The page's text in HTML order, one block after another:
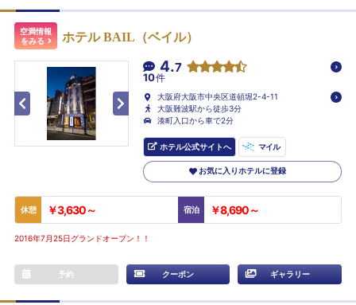
空満情報
をみる
ホテル BAIL（ベイル）
4.7
10件
大阪府大阪市中央区道頓堀2-4-11
大阪難波駅から徒歩3分
湊町入口から車で2分
ホテル公式サイトへ マイル
お気に入りホテルに登録
休憩 ￥3,630～ 宿泊 ￥8,690～
2016年7月25日グランドオープン！！
予約 クーポン ギャラリー